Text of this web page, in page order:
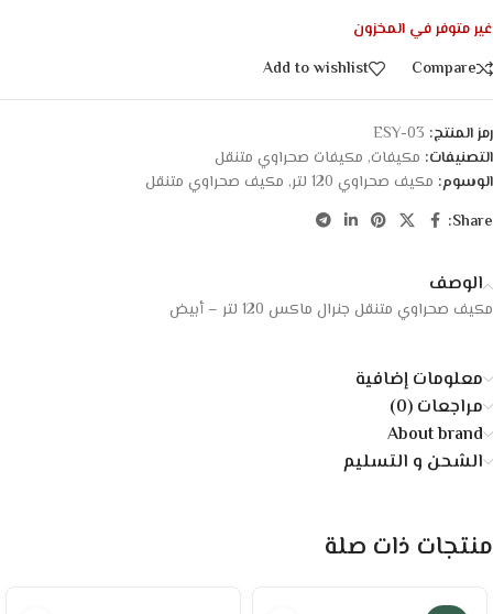
غير متوفر في المخزون
Compare
Add to wishlist
رمز المنتج: ESY-03
التصنيفات: مكيفات, مكيفات صحراوي متنقل
الوسوم: مكيف صحراوي 120 لتر , مكيف صحراوي متنقل
Share:
الوصف
مكيف صحراوي متنقل جنرال ماكس 120 لتر – أبيض
معلومات إضافية
مراجعات (0)
About brand
الشحن و التسليم
منتجات ذات صلة